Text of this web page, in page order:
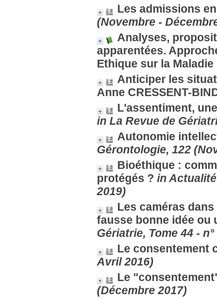
Les admissions
(Novembre -
Analyses,
apparentées.
Ethique sur la
Anticiper les
Anne CRESSENT-
L'assentiment,
in La Revue de
Autonomie
Gérontologie, 122
Bioéthique :
protégés ? in
2019)
Les caméras
fausse bonne idée ou
Gériatrie, Tome 44 -
Le consentement
Avril 2016)
Le
(Décembre 2017)